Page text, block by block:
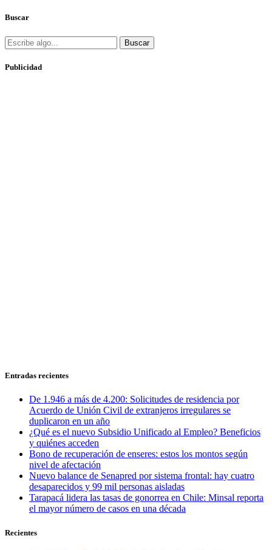
Buscar
Buscar
Publicidad
Entradas recientes
De 1.946 a más de 4.200: Solicitudes de residencia por
Acuerdo de Unión Civil de extranjeros irregulares se
duplicaron en un año
¿Qué es el nuevo Subsidio Unificado al Empleo? Beneficios
y quiénes acceden
Bono de recuperación de enseres: estos los montos según
nivel de afectación
Nuevo balance de Senapred por sistema frontal: hay cuatro
desaparecidos y 99 mil personas aisladas
Tarapacá lidera las tasas de gonorrea en Chile: Minsal reporta
el mayor número de casos en una década
Recientes